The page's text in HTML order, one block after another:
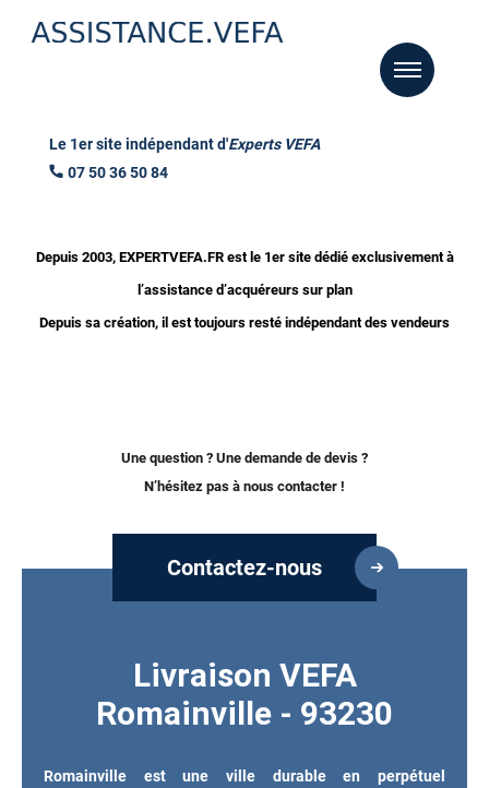
Le 1er site indépendant d'Experts VEFA
07 50 36 50 84
Depuis 2003, EXPERTVEFA.FR est le 1er site dédié exclusivement à
l’assistance d’acquéreurs sur plan
Depuis sa création, il est toujours resté indépendant des vendeurs
Une question ? Une demande de devis ?
N’hésitez pas à nous contacter !
Contactez-nous
Livraison VEFA
Romainville - 93230
Romainville est une ville durable en perpétuel